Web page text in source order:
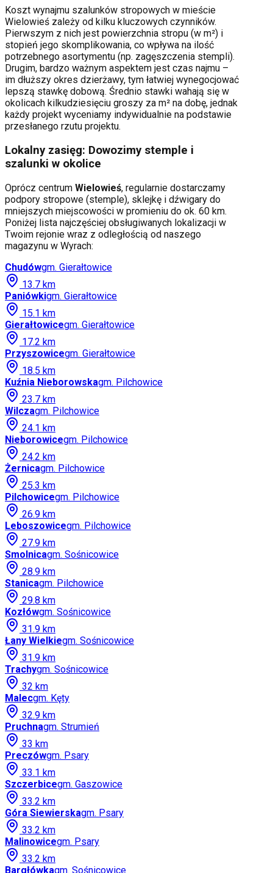
Koszt wynajmu szalunków stropowych w mieście
Wielowieś zależy od kilku kluczowych czynników.
Pierwszym z nich jest powierzchnia stropu (w m²) i
stopień jego skomplikowania, co wpływa na ilość
potrzebnego asortymentu (np. zagęszczenia stempli).
Drugim, bardzo ważnym aspektem jest czas najmu –
im dłuższy okres dzierżawy, tym łatwiej wynegocjować
lepszą stawkę dobową. Średnio stawki wahają się w
okolicach kilkudziesięciu groszy za m² na dobę, jednak
każdy projekt wyceniamy indywidualnie na podstawie
przesłanego rzutu projektu.
Lokalny zasięg: Dowozimy stemple i
szalunki w okolice
Oprócz centrum Wielowieś, regularnie dostarczamy
podpory stropowe (stemple), sklejkę i dźwigary do
mniejszych miejscowości w promieniu do ok. 60 km.
Poniżej lista najczęściej obsługiwanych lokalizacji w
Twoim rejonie wraz z odległością od naszego
magazynu w Wyrach:
Chudówgm. Gierałtowice
13.7 km
Paniówkigm. Gierałtowice
15.1 km
Gierałtowicegm. Gierałtowice
17.2 km
Przyszowicegm. Gierałtowice
18.5 km
Kuźnia Nieborowskagm. Pilchowice
23.7 km
Wilczagm. Pilchowice
24.1 km
Nieborowicegm. Pilchowice
24.2 km
Żernicagm. Pilchowice
25.3 km
Pilchowicegm. Pilchowice
26.9 km
Leboszowicegm. Pilchowice
27.9 km
Smolnicagm. Sośnicowice
28.9 km
Stanicagm. Pilchowice
29.8 km
Kozłówgm. Sośnicowice
31.9 km
Łany Wielkiegm. Sośnicowice
31.9 km
Trachygm. Sośnicowice
32 km
Malecgm. Kęty
32.9 km
Pruchnagm. Strumień
33 km
Preczówgm. Psary
33.1 km
Szczerbicegm. Gaszowice
33.2 km
Góra Siewierskagm. Psary
33.2 km
Malinowicegm. Psary
33.2 km
Bargłówkagm. Sośnicowice